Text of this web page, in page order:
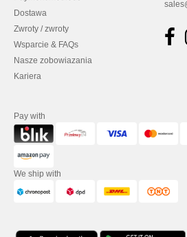
Dostawa
Zwroty / zwroty
Wsparcie & FAQs
Nasze zobowiazania
Kariera
Pay with
We ship with